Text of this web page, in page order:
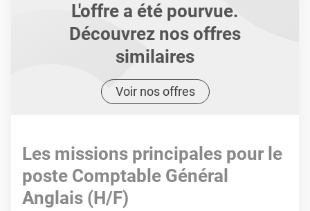
L'offre a été pourvue.
Découvrez nos offres
similaires
Voir nos offres
Les missions principales pour le
poste Comptable Général
Anglais (H/F)